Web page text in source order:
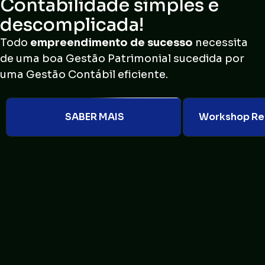
Contabilidade simples e
descomplicada!
Todo empreendimento de sucesso necessita
de uma boa Gestão Patrimonial sucedida por
uma Gestão Contábil eficiente.
SABER MAIS Workshop